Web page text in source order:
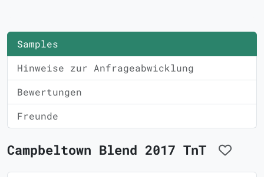
Samples
Hinweise zur Anfrageabwicklung
Bewertungen
Freunde
Campbeltown Blend 2017 TnT